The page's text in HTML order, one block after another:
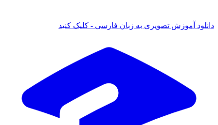
دانلود آموزش تصویری به زبان فارسی - کلیک کنید